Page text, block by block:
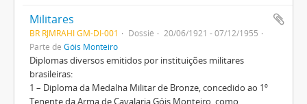
Militares
BR RJMRAHI GM-DI-001 Dossiê
20/06/1921 - 07/12/1955
Parte de Góis Monteiro
Diplomas diversos emitidos por instituições militares
brasileiras:
1 – Diploma da Medalha Militar de Bronze, concedido ao 1º
Tenente da Arma de Cavalaria Góis Monteiro, como